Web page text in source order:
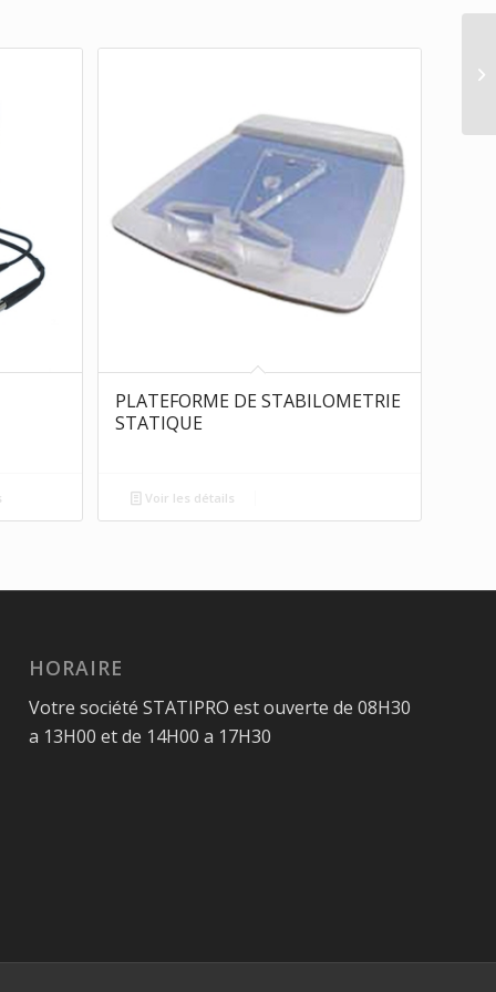
PLATEFORME DE STABILOMETRIE
STATIQUE
Voir les détails
HORAIRE
Votre société STATIPRO est ouverte de 08H30
a 13H00 et de 14H00 a 17H30